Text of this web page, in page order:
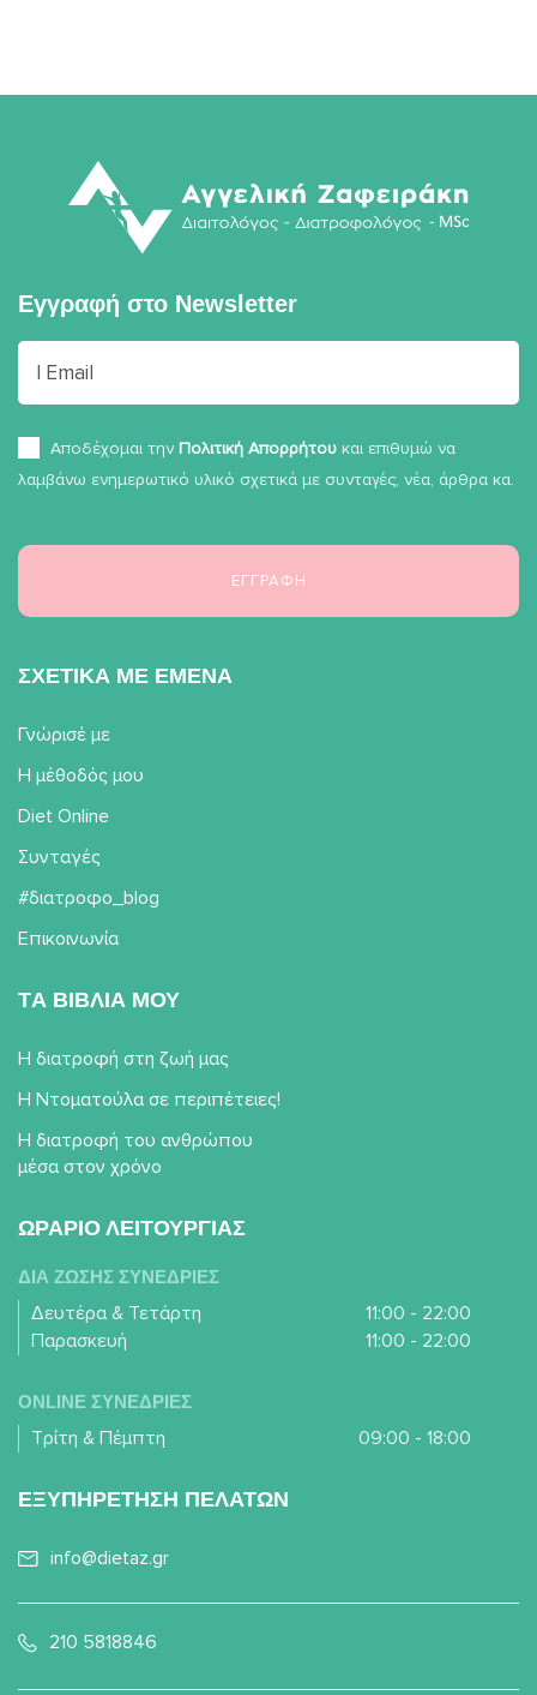
Εγγραφή στο Newsletter
Αποδέχομαι την Πολιτική Απορρήτου και επιθυμώ να
λαμβάνω ενημερωτικό υλικό σχετικά με συνταγές, νέα, άρθρα κα.
ΣΧΕΤΙΚΑ ΜΕ ΕΜΕΝΑ
Γνώρισέ με
Η μέθοδός μου
Diet Online
Συνταγές
#διατροφο_blog
Επικοινωνία
TΑ ΒΙΒΛΙΑ ΜΟΥ
Η διατροφή στη ζωή μας
Η Ντοματούλα σε περιπέτειες!
Η διατροφή του ανθρώπου
μέσα στον χρόνο
ΩΡΑΡΙΟ ΛΕΙΤΟΥΡΓΙΑΣ
ΔΙΑ ΖΩΣΗΣ ΣΥΝΕΔΡΙΕΣ
Δευτέρα & Τετάρτη
11:00 - 22:00
Παρασκευή
11:00 - 22:00
ONLINE ΣΥΝΕΔΡΙΕΣ
Τρίτη & Πέμπτη 09:00 - 18:00
ΕΞΥΠΗΡΕΤΗΣΗ ΠΕΛΑΤΩΝ
info@dietaz.gr
210 5818846